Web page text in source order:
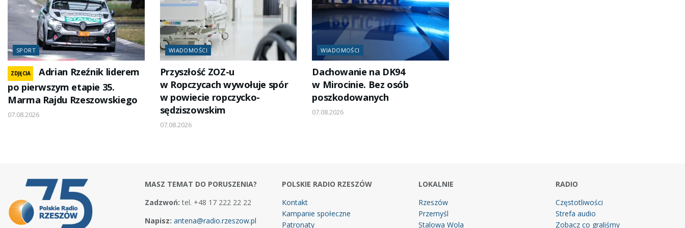
SPORT
ZDJĘCIA
Adrian Rzeźnik liderem
po pierwszym etapie 35.
Marma Rajdu Rzeszowskiego
07.08.2026
WIADOMOŚCI
Przyszłość ZOZ-u
w Ropczycach wywołuje spór
w powiecie ropczycko-
sędziszowskim
07.08.2026
WIADOMOŚCI
Dachowanie na DK94
w Mirocinie. Bez osób
poszkodowanych
07.08.2026
MASZ TEMAT DO PORUSZENIA?
Zadzwoń: tel. +48 17 222 22 22
Napisz: antena@radio.rzeszow.pl
POLSKIE RADIO RZESZÓW
Kontakt
Kampanie społeczne
Patronaty
LOKALNIE
Rzeszów
Przemyśl
Stalowa Wola
RADIO
Częstotliwości
Strefa audio
Zobacz co graliśmy